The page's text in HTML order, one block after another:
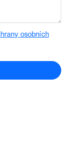
osobních